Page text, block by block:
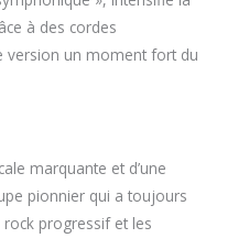
à des cordes
version un moment fort du
marquante et d’une
pionnier qui a toujours
progressif et les